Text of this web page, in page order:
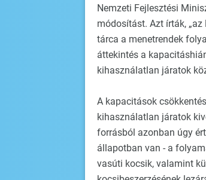
Nemzeti Fejlesztési
módosítást. Azt írták,
tárca a menetrendek
áttekintés a
kihasználatlan járatok
A kapacitások
kihasználatlan járatok
forrásból azonban úgy
állapotban van - a
vasúti kocsik, valamint